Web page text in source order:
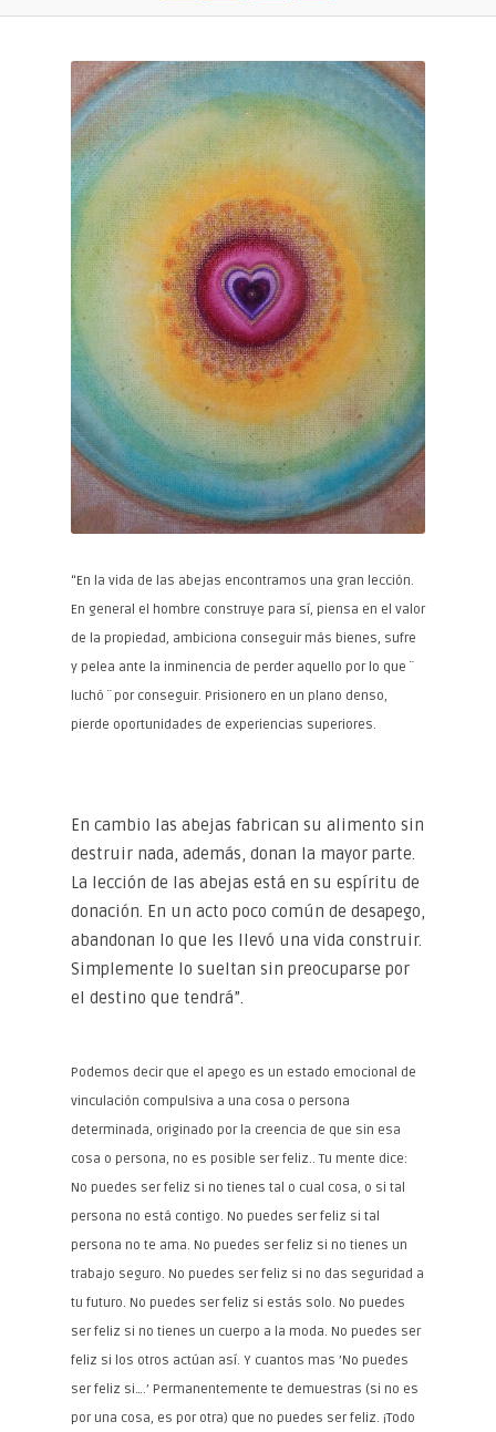
“En la vida de las abejas encontramos una gran lección.
En general el hombre construye para sí, piensa en el valor
de la propiedad, ambiciona conseguir más bienes, sufre
y pelea ante la inminencia de perder aquello por lo que ¨
luchó ¨ por conseguir. Prisionero en un plano denso,
pierde oportunidades de experiencias superiores.
En cambio las abejas fabrican su alimento sin
destruir nada, además, donan la mayor parte.
La lección de las abejas está en su espíritu de
donación. En un acto poco común de desapego,
abandonan lo que les llevó una vida construir.
Simplemente lo sueltan sin preocuparse por
el destino que tendrá”.
Podemos decir que el apego es un estado emocional de
vinculación compulsiva a una cosa o persona
determinada, originado por la creencia de que sin esa
cosa o persona, no es posible ser feliz.. Tu mente dice:
No puedes ser feliz si no tienes tal o cual cosa, o si tal
persona no está contigo. No puedes ser feliz si tal
persona no te ama. No puedes ser feliz si no tienes un
trabajo seguro. No puedes ser feliz si no das seguridad a
tu futuro. No puedes ser feliz si estás solo. No puedes
ser feliz si no tienes un cuerpo a la moda. No puedes ser
feliz si los otros actúan así. Y cuantos mas ’No puedes
ser feliz si….’ Permanentemente te demuestras (si no es
por una cosa, es por otra) que no puedes ser feliz. ¡Todo